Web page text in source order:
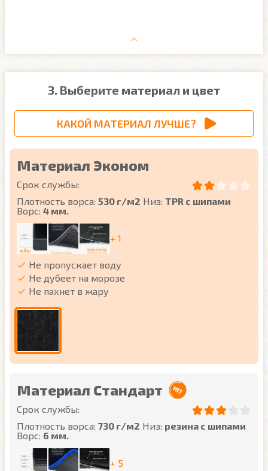
3. Выберите материал и цвет
КАКОЙ МАТЕРИАЛ ЛУЧШЕ?
Материал Эконом
Срок службы:
Плотность ворса: 530 г/м2 Низ: TPR с шипами
Ворс: 4 мм.
+ 1
Не пропускает воду
Не дубеет на морозе
Не пахнет в жару
Материал Стандарт
Срок службы:
Плотность ворса: 730 г/м2 Низ: резина с шипами
Ворс: 6 мм.
+ 5